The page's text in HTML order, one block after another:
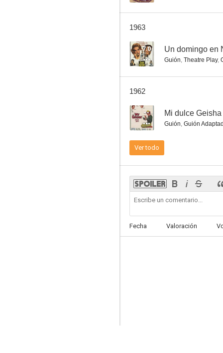
1963
7.0 Un domingo en
Guión, Theatre Play,
1962
-- Mi dulce Geisha
Guión, Guión
Ver todo
Fecha Valoración